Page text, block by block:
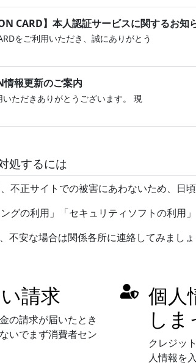
CARD】本人認証サービスに関するお知
をご利用いただき、誠にありがとう
報更新のご案内
ただきありがとうございます。 現
処するには
不正サイトでの被害にあわないため、日頃
ングの利用」「セキュリティソフトの利
不安な場合は関係各所に連絡してみましょ
請求
の請求が届いたとき
いでまず消費者セン
個人
しま
クレジッ
人情報を